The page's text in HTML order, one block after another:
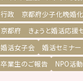
行政 京都府少子化晩婚
京都府 きょうと婚活応援
婚活女子会
婚活セミナー
卒業生のご報告
NPO活動